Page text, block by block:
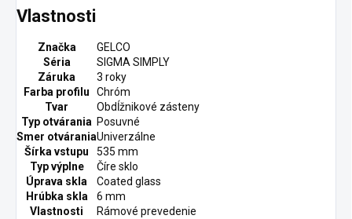
Vlastnosti
Značka
GELCO
Séria
SIGMA SIMPLY
Záruka
3 roky
Farba profilu
Chróm
Tvar
Obdĺžnikové zásteny
Typ otvárania Posuvné
Smer otváraniaUniverzálne
Šírka vstupu
535 mm
Typ výplne
Číre sklo
Úprava skla
Coated glass
Hrúbka skla
6 mm
Vlastnosti
Rámové prevedenie